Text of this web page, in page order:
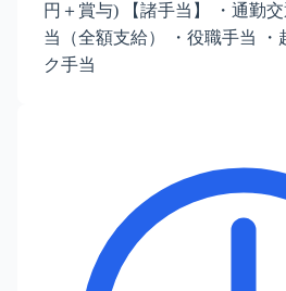
円＋賞与) 【諸手当】 ・通勤
当（全額支給） ・役職手当 ・
ク手当